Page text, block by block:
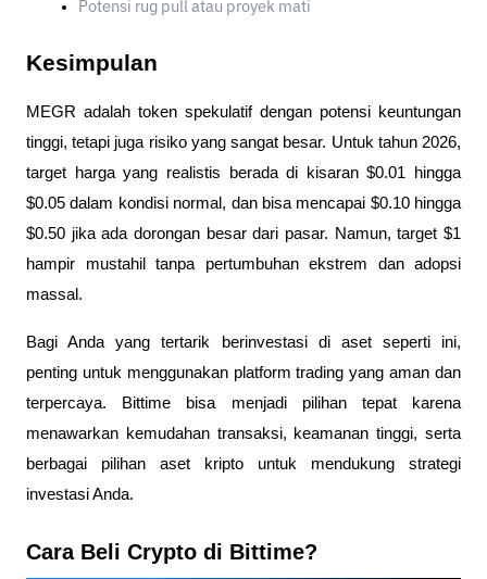
Potensi rug pull atau proyek mati
Kesimpulan
MEGR adalah token spekulatif dengan potensi keuntungan
tinggi, tetapi juga risiko yang sangat besar. Untuk tahun 2026,
target harga yang realistis berada di kisaran $0.01 hingga
$0.05 dalam kondisi normal, dan bisa mencapai $0.10 hingga
$0.50 jika ada dorongan besar dari pasar. Namun, target $1
hampir mustahil tanpa pertumbuhan ekstrem dan adopsi
massal.
Bagi Anda yang tertarik berinvestasi di aset seperti ini,
penting untuk menggunakan platform trading yang aman dan
terpercaya. Bittime bisa menjadi pilihan tepat karena
menawarkan kemudahan transaksi, keamanan tinggi, serta
berbagai pilihan aset kripto untuk mendukung strategi
investasi Anda.
Cara Beli Crypto di Bittime?